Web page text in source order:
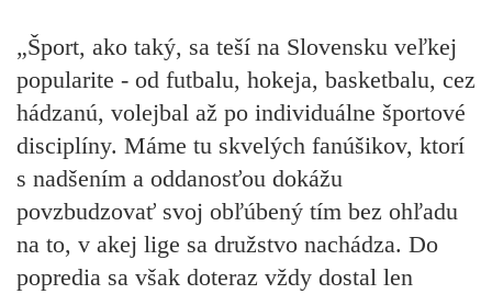
„Šport, ako taký, sa teší na Slovensku veľkej
popularite - od futbalu, hokeja, basketbalu, cez
hádzanú, volejbal až po individuálne športové
disciplíny. Máme tu skvelých fanúšikov, ktorí
s nadšením a oddanosťou dokážu
povzbudzovať svoj obľúbený tím bez ohľadu
na to, v akej lige sa družstvo nachádza. Do
popredia sa však doteraz vždy dostal len